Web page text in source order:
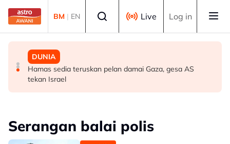
Skip to main content
BM | EN Live Log in
DUNIA
Taufan Dolphin landa Okinawa, China bersiap sedia
hadapi impak ribut
DUNIA
Media kerajaan Iran kongsi video lama Pemimpin
Tertinggi ketika spekulasi kesihatan terus memuncak
DUNIA
Hamas sedia teruskan pelan damai Gaza, gesa AS
tekan Israel
Serangan balai polis